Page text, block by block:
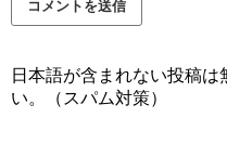
日本語が含まれない投稿
い。（スパム対策）